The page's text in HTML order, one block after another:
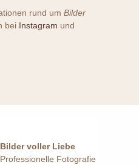
rund um Bilder
bei Instagram und
Bilder voller Liebe
Professionelle Fotografie